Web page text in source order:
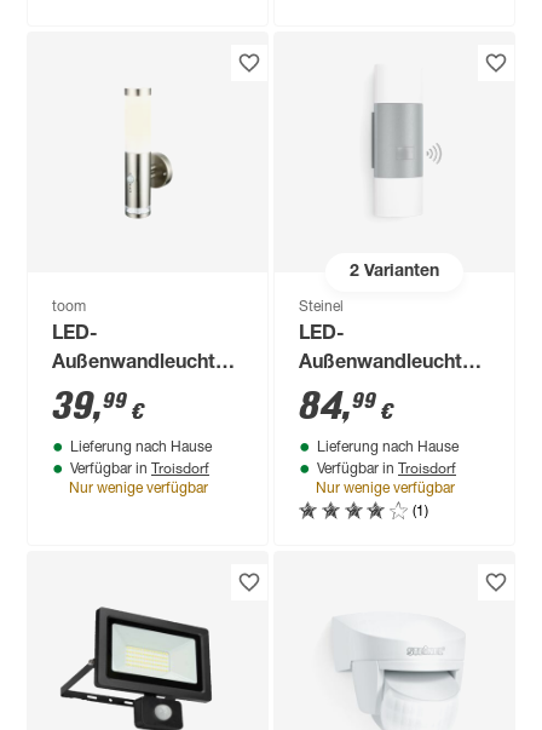
toom
LED-
Außenwandleuchte
'Montana' mit
Bewegungssensor
100 lm
tageslichtweiß IP 44
39,99 €
Lieferung nach Hause
Verfügbar in Troisdorf
Nur wenige verfügbar
2Varianten
Steinel
LED-
Außenwandleuchte
'L 910 S ' 9,8 W 797
lm warmweiß IP 44 8
x 23,5 cm
84,99 €
Lieferung nach Hause
Verfügbar in Troisdorf
Nur wenige verfügbar
(1)